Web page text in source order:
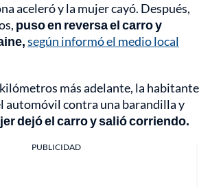
aceleró y la mujer cayó. Después,
puso en reversa el carro y
según informó el medio local
más adelante, la habitante
automóvil contra una barandilla y
dejó el carro y salió corriendo.
PUBLICIDAD